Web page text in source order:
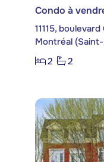
Condo à
11115,
Montréal
2
2